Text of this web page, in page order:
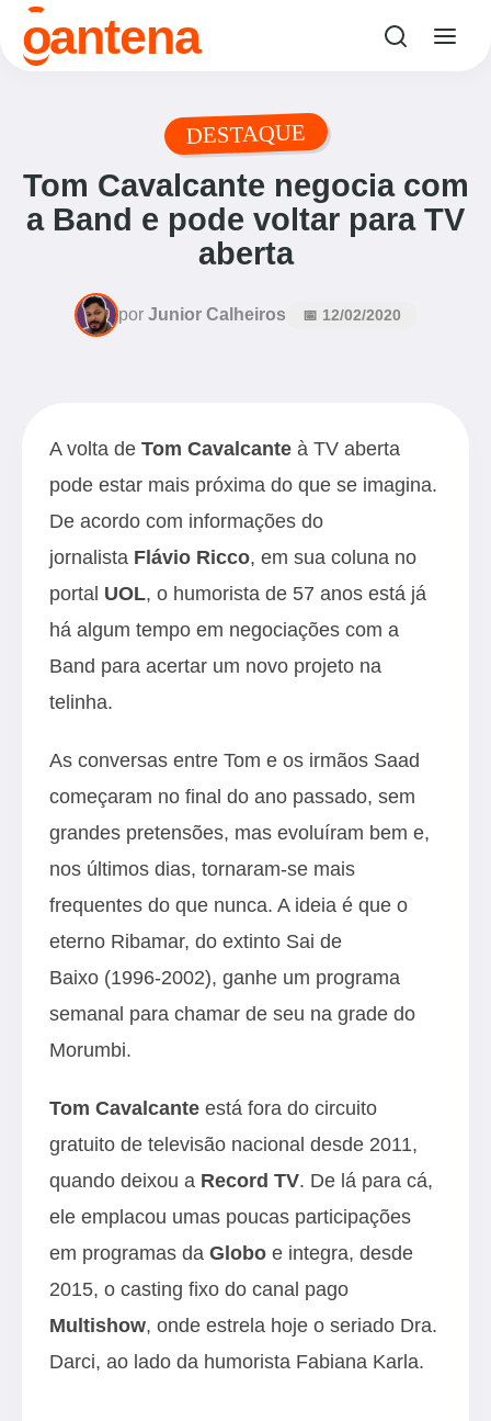
oantena
DESTAQUE
Tom Cavalcante negocia com
a Band e pode voltar para TV
aberta
por Junior Calheiros 📅 12/02/2020
A volta de Tom Cavalcante à TV aberta
pode estar mais próxima do que se imagina.
De acordo com informações do
jornalista Flávio Ricco, em sua coluna no
portal UOL, o humorista de 57 anos está já
há algum tempo em negociações com a
Band para acertar um novo projeto na
telinha.
As conversas entre Tom e os irmãos Saad
começaram no final do ano passado, sem
grandes pretensões, mas evoluíram bem e,
nos últimos dias, tornaram-se mais
frequentes do que nunca. A ideia é que o
eterno Ribamar, do extinto Sai de
Baixo (1996-2002), ganhe um programa
semanal para chamar de seu na grade do
Morumbi.
Tom Cavalcante está fora do circuito
gratuito de televisão nacional desde 2011,
quando deixou a Record TV. De lá para cá,
ele emplacou umas poucas participações
em programas da Globo e integra, desde
2015, o casting fixo do canal pago
Multishow, onde estrela hoje o seriado Dra.
Darci, ao lado da humorista Fabiana Karla.